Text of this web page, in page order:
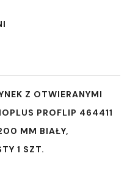
Z OTWIERANYMI
PROFLIP 464411
MM BIAŁY,
1 SZT.